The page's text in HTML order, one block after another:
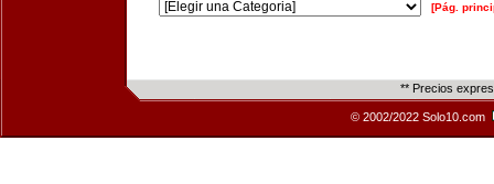
[Pág.
** Precios
© 2002/2022 Solo10.com